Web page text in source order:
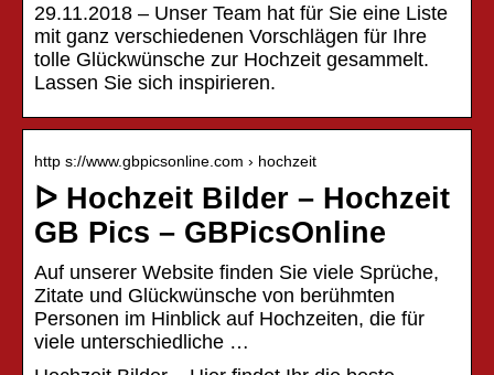
29.11.2018 – Unser Team hat für Sie eine Liste
mit ganz verschiedenen Vorschlägen für Ihre
tolle Glückwünsche zur Hochzeit gesammelt.
Lassen Sie sich inspirieren.
http s://www.gbpicsonline.com › hochzeit
ᐅ Hochzeit Bilder – Hochzeit
GB Pics – GBPicsOnline
Auf unserer Website finden Sie viele Sprüche,
Zitate und Glückwünsche von berühmten
Personen im Hinblick auf Hochzeiten, die für
viele unterschiedliche …